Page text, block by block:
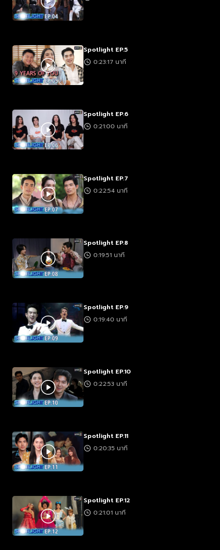
Spotlight EP.5
0:23:17 นาที
Spotlight EP.6
0:21:00 นาที
Spotlight EP.7
0:22:54 นาที
Spotlight EP.8
0:19:51 นาที
Spotlight EP.9
0:19:40 นาที
Spotlight EP.10
0:22:53 นาที
Spotlight EP.11
0:20:35 นาที
Spotlight EP.12
0:21:01 นาที